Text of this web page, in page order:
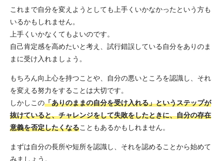
これまで自分を変えようとしても上手くいかなかったという方も
いるかもしれません。
上手くいかなくてもよいのです。
自己肯定感を高めたいと考え、試行錯誤している自分をありのま
まに受け入れましょう。
もちろん向上心を持つことや、自分の悪いところを認識し、それ
を変える努力をすることは大切です。
しかしこの「ありのままの自分を受け入れる」というステップが
抜けていると、チャレンジをして失敗をしたときに、自分の存在
意義を否定したくなることもあるかもしれません。
まずは自分の長所や短所を認識し、それを認めることから始めて
みましょう。